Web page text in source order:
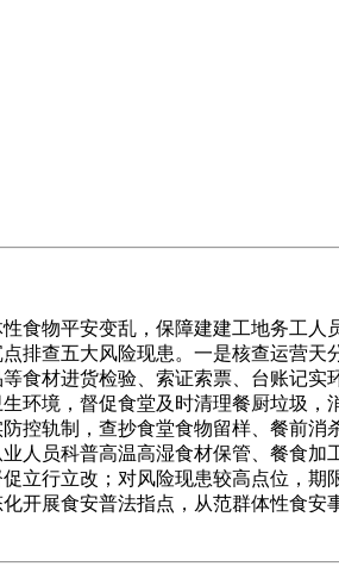
物平安变乱，保障建建工地务工人
排查五大风险现患。一是核查运营天
食材进货检验、索证索票、台账记实
环境，督促食堂及时清理餐厨垃圾，
控轨制，查抄食堂食物留样、餐前消
人员科普高温高湿食材保管、餐食
立行立改；对风险现患较高点位，期
开展食安普法指点，从范群体性食安